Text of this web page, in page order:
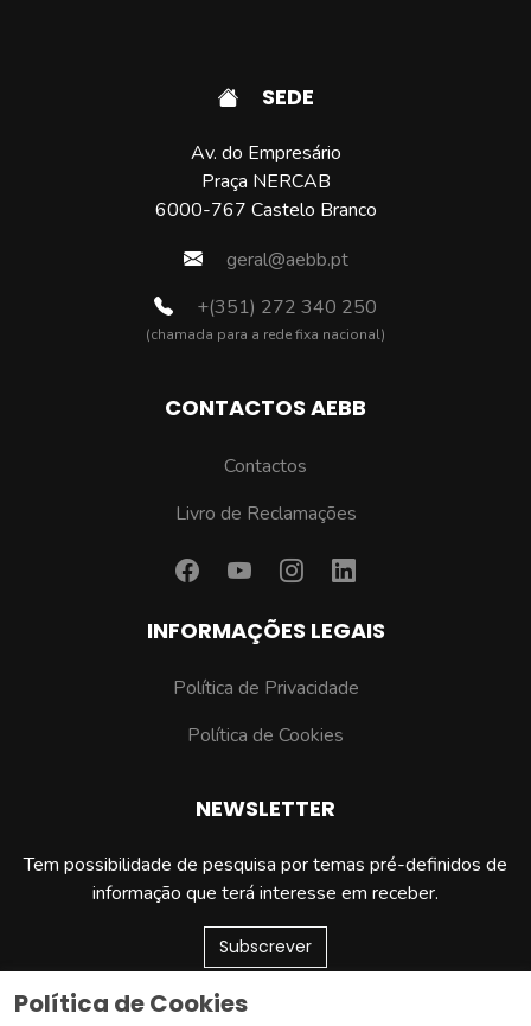
Política de Cookies
SEDE
Av. do Empresário
Praça NERCAB
6000-767 Castelo Branco
geral@aebb.pt
+(351) 272 340 250
(chamada para a rede fixa nacional)
CONTACTOS AEBB
Contactos
Livro de Reclamações
INFORMAÇÕES LEGAIS
Política de Privacidade
Política de Cookies
NEWSLETTER
Tem possibilidade de pesquisa por temas pré-definidos de
informação que terá interesse em receber.
Subscrever